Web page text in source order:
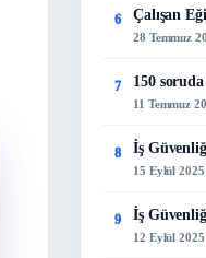
6 Çalışan
28 Temmuz
7 150
11 Temmuz
8 İş
15 Eylül
9 İş
12 Eylül